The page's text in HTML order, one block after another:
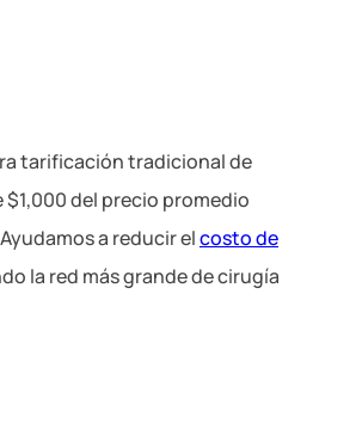
tarificación tradicional de
$1,000 del precio promedio
a reducir elcosto de
la red más grande de cirugía